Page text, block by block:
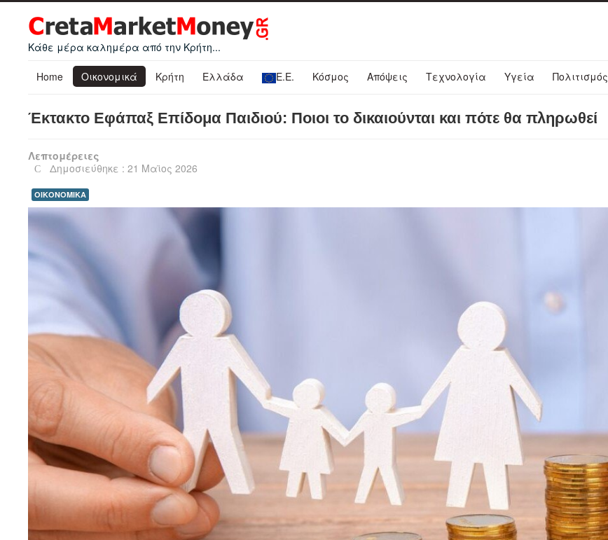
Κάθε μέρα καλημέρα από την Κρήτη...
Home Οικονομικά Κρήτη Ελλάδα Ε.Ε. Κόσμος Απόψεις Τεχνολογία Υγεία Πολιτισμός
Έκτακτο Εφάπαξ Επίδομα Παιδιού: Ποιοι το δικαιούνται και πότε θα πληρωθεί
Λεπτομέρειες
Δημοσιεύθηκε : 21 Μαϊος 2026
ΟΙΚΟΝΟΜΙΚΑ